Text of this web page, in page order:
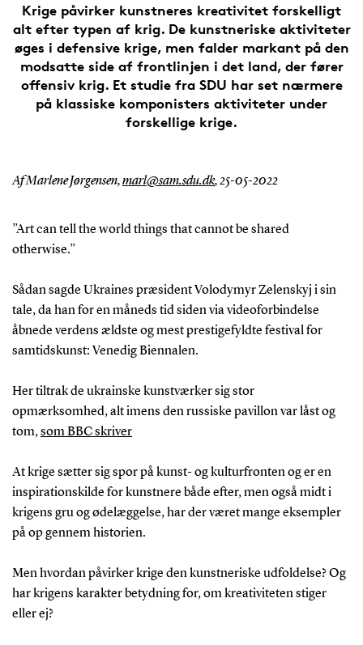
Krige påvirker kunstneres kreativitet forskelligt
alt efter typen af krig. De kunstneriske aktiviteter
øges i defensive krige, men falder markant på den
modsatte side af frontlinjen i det land, der fører
offensiv krig. Et studie fra SDU har set nærmere
på klassiske komponisters aktiviteter under
forskellige krige.
Af Marlene Jørgensen,marl@sam.sdu.dk,25-05-2022
”Art can tell the world things that cannot be shared
otherwise.”
Sådan sagde Ukraines præsident Volodymyr Zelenskyj i sin
tale, da han for en måneds tid siden via videoforbindelse
åbnede verdens ældste og mest prestigefyldte festival for
samtidskunst: Venedig Biennalen.
Her tiltrak de ukrainske kunstværker sig stor
opmærksomhed, alt imens den russiske pavillon var låst og
tom,som BBC skriver
At krige sætter sig spor på kunst- og kulturfronten og er en
inspirationskilde for kunstnere både efter, men også midt i
krigens gru og ødelæggelse, har der været mange eksempler
på op gennem historien.
Men hvordan påvirker krige den kunstneriske udfoldelse? Og
har krigens karakter betydning for, om kreativiteten stiger
eller ej?